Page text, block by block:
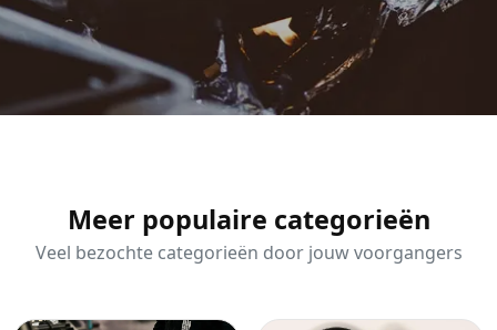
Meer populaire categorieën
Veel bezochte categorieën door jouw voorgangers